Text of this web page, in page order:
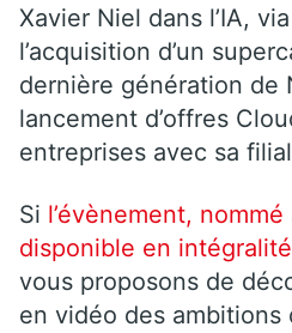
Xavier Niel dans l’IA,
l’acquisition d’un
dernière génération de
lancement d’offres
entreprises avec sa
Si l’évènement,
disponible en
vous proposons de
en vidéo des ambitions